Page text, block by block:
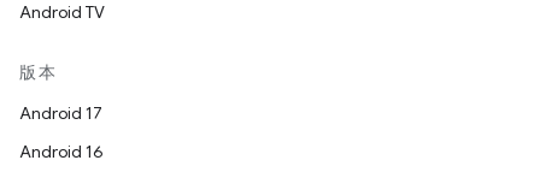
Android TV
版本
Android 17
Android 16